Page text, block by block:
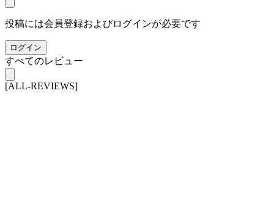
投稿には会員登録およびログインが必要です
ログイン
すべてのレビュー
[ALL-REVIEWS]